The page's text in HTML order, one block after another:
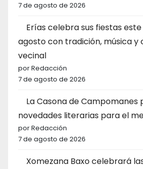
7 de agosto de 2026
Erías celebra sus fiestas
agosto con tradición, música y
vecinal
por Redacción
7 de agosto de 2026
La Casona de Campomanes
novedades literarias para el
por Redacción
7 de agosto de 2026
Xomezana Baxo celebrará